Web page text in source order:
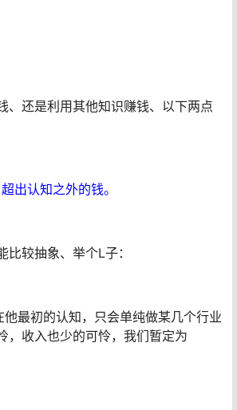
、还是利用其他知识赚钱、以下两点
出认知之外的钱。
较抽象、举个L子：
最初的认知，只会单纯做某几个行业
，收入也少的可怜，我们暂定为